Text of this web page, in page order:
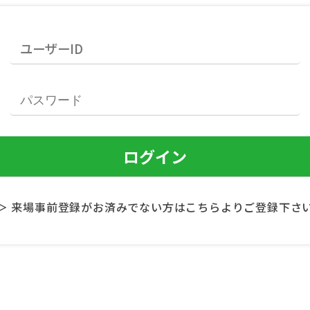
来場事前登録がお済みでない方はこちらよりご登録下さ